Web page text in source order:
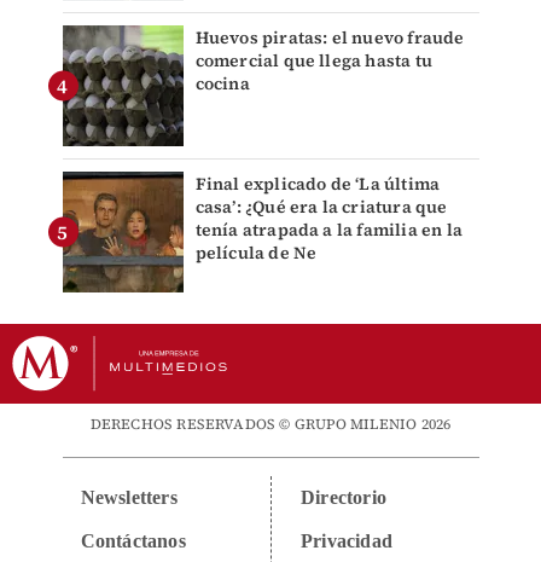
Huevos piratas: el nuevo fraude
comercial que llega hasta tu
cocina
Final explicado de ‘La última
casa’: ¿Qué era la criatura que
tenía atrapada a la familia en la
película de Ne
DERECHOS RESERVADOS © GRUPO MILENIO 2026
Newsletters
Contáctanos
Directorio
Privacidad